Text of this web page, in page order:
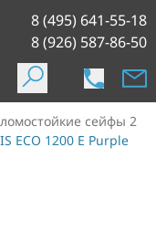
8 (495) 641-55-18
8 (926) 587-86-50
сейфы 2
ECO 1200 E Purple